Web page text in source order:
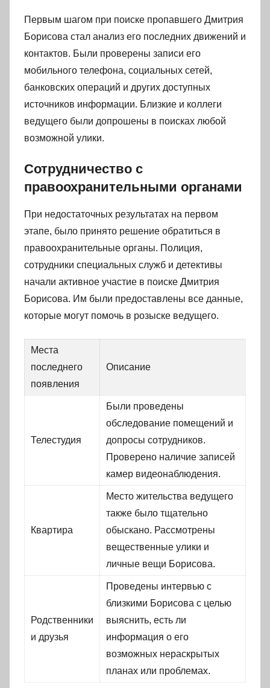
Первым шагом при поиске пропавшего Дмитрия
Борисова стал анализ его последних движений и
контактов. Были проверены записи его
мобильного телефона, социальных сетей,
банковских операций и других доступных
источников информации. Близкие и коллеги
ведущего были допрошены в поисках любой
возможной улики.
Сотрудничество с
правоохранительными органами
При недостаточных результатах на первом
этапе, было принято решение обратиться в
правоохранительные органы. Полиция,
сотрудники специальных служб и детективы
начали активное участие в поиске Дмитрия
Борисова. Им были предоставлены все данные,
которые могут помочь в розыске ведущего.
Места
последнего
появления
Описание
Телестудия
Были проведены
обследование помещений и
допросы сотрудников.
Проверено наличие записей
камер видеонаблюдения.
Квартира
Место жительства ведущего
также было тщательно
обыскано. Рассмотрены
вещественные улики и
личные вещи Борисова.
Родственники
и друзья
Проведены интервью с
близкими Борисова с целью
выяснить, есть ли
информация о его
возможных нераскрытых
планах или проблемах.